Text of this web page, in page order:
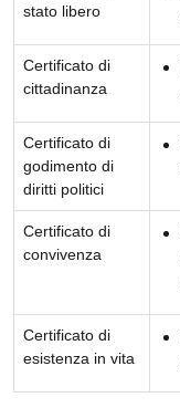
stato libero
Certificato di
cittadinanza
Certificato di
godimento di
diritti politici
Certificato di
convivenza
Certificato di
esistenza in vita